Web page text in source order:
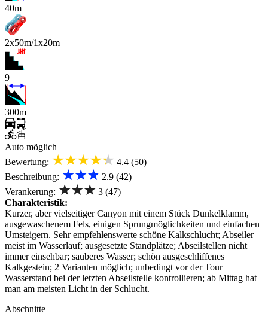
40m
2x50m/1x20m
9
300m
Auto möglich
Bewertung: ★★★★★ 4.4 (50)
Beschreibung: ★★★ 2.9 (42)
Verankerung: ★★★ 3 (47)
Charakteristik:
Kurzer, aber vielseitiger Canyon mit einem Stück Dunkelklamm,
ausgewaschenem Fels, einigen Sprungmöglichkeiten und einfachen
Umsteigern. Sehr empfehlenswerte schöne Kalkschlucht; Abseiler
meist im Wasserlauf; ausgesetzte Standplätze; Abseilstellen nicht
immer einsehbar; sauberes Wasser; schön ausgeschliffenes
Kalkgestein; 2 Varianten möglich; unbedingt vor der Tour
Wasserstand bei der letzten Abseilstelle kontrollieren; ab Mittag hat
man am meisten Licht in der Schlucht.
Abschnitte